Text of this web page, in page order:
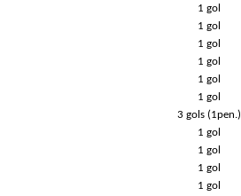
1 gol
1 gol
1 gol
1 gol
1 gol
1 gol
3 gols (1pen.)
1 gol
1 gol
1 gol
1 gol